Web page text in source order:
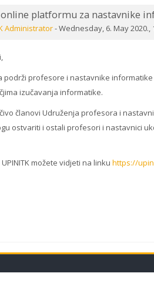
platformu za nastavnike
Administrator-Wednesday, 6. May 2020.,
podrži profesore i nastavnike
izučavanja informatike.
članovi Udruženja profesora i
ostvariti i ostali profesori i nastavnici
možete vidjeti na linkuhttps://